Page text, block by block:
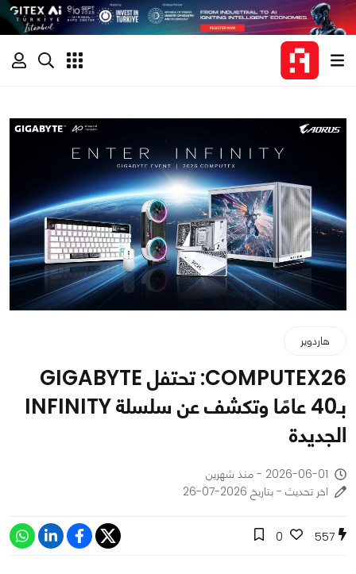
هاردوير
COMPUTEX26: تحتفل GIGABYTE
بـ40 عامًا وتكشف عن سلسلة INFINITY
الجديدة
2026-06-01 - منذ شهرين
اخر تحديث - بتاريخ 2026-07-26
557
0